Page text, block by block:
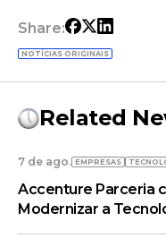
Share:
NOTÍCIAS ORIGINAIS
Related
7 de ago. EMPRESAS
Accenture Parceria
Modernizar a